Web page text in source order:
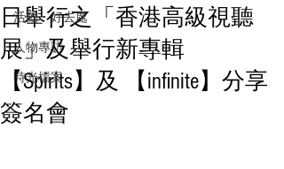
活動・好去處
人物專訪
時光檔案
日舉行之「香港高級視聽
展」及舉行新專輯
【Spirits】及 【infinite】分享
簽名會